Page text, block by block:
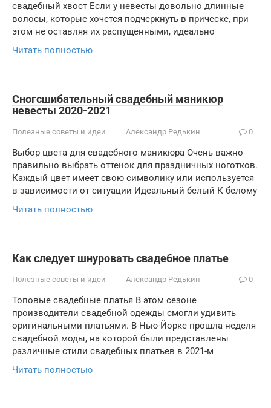
свадебный хвост Если у невесты довольно длинные
волосы, которые хочется подчеркнуть в прическе, при
этом не оставляя их распущенными, идеально
Читать полностью
Сногсшибательный свадебный маникюр
невесты 2020-2021
Полезные советы и идеи Александр Редькин 0
Выбор цвета для свадебного маникюра Очень важно
правильно выбрать оттенок для праздничных ноготков.
Каждый цвет имеет свою символику или используется
в зависимости от ситуации Идеальный белый К белому
Читать полностью
Как следует шнуровать свадебное платье
Полезные советы и идеи Александр Редькин 0
Топовые свадебные платья В этом сезоне
производители свадебной одежды смогли удивить
оригинальными платьями. В Нью-Йорке прошла неделя
свадебной моды, на которой были представлены
различные стили свадебных платьев в 2021-м
Читать полностью